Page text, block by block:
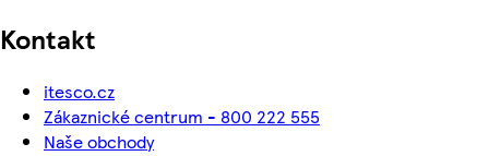
Kontakt
itesco.cz
Zákaznické centrum - 800 222 555
Naše obchody